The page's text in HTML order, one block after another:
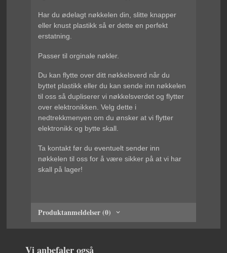
Har du ødelagt nøkkelen din, slitte knapper
eller knust plastikk så er dette en perfekt
erstatning.
Passer til orginale nøkler.
Du kan flytte over ditt nøkkelsverd når du
byttet plastikk eller du kan sende inn nøkkelen
til oss så dupliserer vi nøkkelsverdet og flytter
over elektronikken. Velg dette i
nedtrekkmenyen om du ønsker at vi flytter
elektronikk og bytte skall.
Ta kontakt før du eventuelt sender inn
nøkkelen til oss for å være sikker på at vi har
skall på lager!
Produktanmeldelser (0)
Vi anbefaler også